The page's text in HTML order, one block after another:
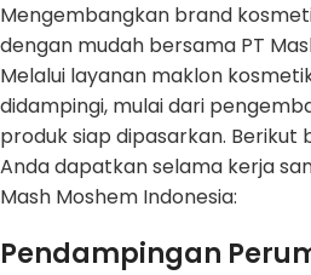
Mengembangkan brand
dengan mudah bersama PT
Melalui layanan maklon
didampingi, mulai dari
produk siap dipasarkan. Berikut
Anda dapatkan selama kerja
Mash Moshem Indonesia:
Pendampingan